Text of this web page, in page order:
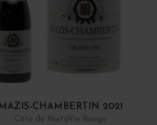
MAZIS-CHAMBERTIN 2021
Côte de Nuits Vin Rouge